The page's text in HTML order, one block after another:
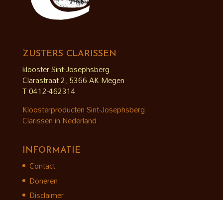
ZUSTERS CLARISSEN
klooster Sint-Josephsberg
Clarastraat 2, 5366 AK Megen
T 0412-462314
Kloosterproducten Sint-Josephsberg
Clarissen in Nederland
INFORMATIE
Contact
Doneren
Disclaimer